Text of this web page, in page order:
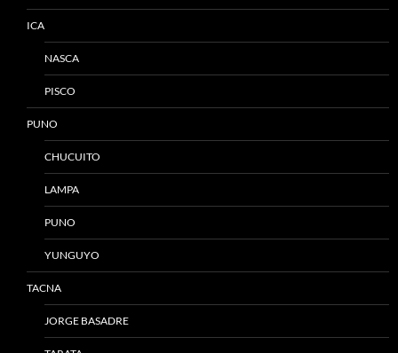
ICA
NASCA
PISCO
PUNO
CHUCUITO
LAMPA
PUNO
YUNGUYO
TACNA
JORGE BASADRE